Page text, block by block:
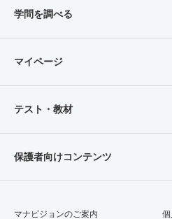
学問を調べる
マイページ
テスト・教材
保護者向けコンテンツ
マナビジョンのご案内